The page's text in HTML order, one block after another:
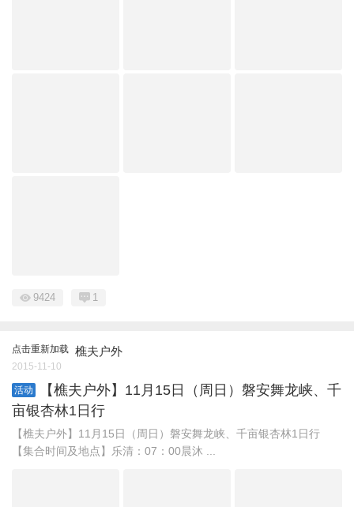
9424 1
点击重新加载 樵夫户外
2015-11-10
活动
【樵夫户外】11月15日（周日）磐安舞龙峡、千
亩银杏林1日行
【樵夫户外】11月15日（周日）磐安舞龙峡、千亩银杏林1日行
【集合时间及地点】乐清：07：00晨沐 ...